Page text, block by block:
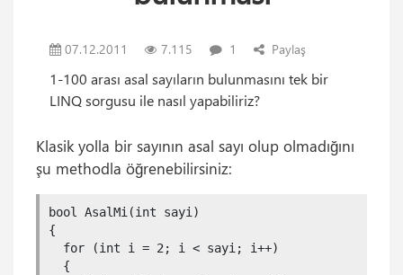
07.12.2011 7.115 1 Paylaş
1-100 arası asal sayıların bulunmasını tek bir
LINQ sorgusu ile nasıl yapabiliriz?
Klasik yolla bir sayının asal sayı olup olmadığını
şu methodla öğrenebilirsiniz:
bool AsalMi(int sayi)
{
  for (int i = 2; i < sayi; i++)
  {